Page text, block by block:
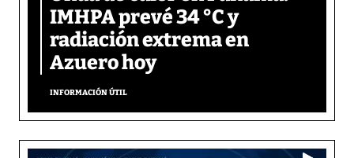
IMHPA prevé 34 °C y
radiación extrema en
Azuero hoy
INFORMACIÓN ÚTIL